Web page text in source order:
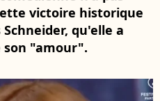
victoire historique
qu'elle a
"amour".